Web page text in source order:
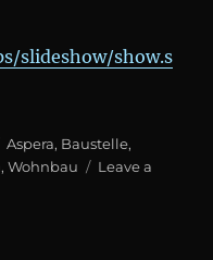
slideshow/show.s
Tags
Aspera, Baustelle,
,Wohnbau
Leave a